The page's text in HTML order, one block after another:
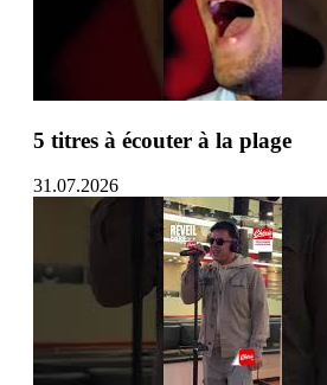
5 titres à écouter à la plage
31.07.2026